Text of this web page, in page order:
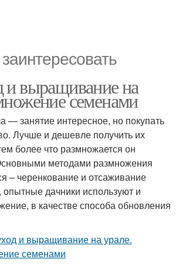
и выращивание на
семенами
— занятие интересное, но покупать
Лучше и дешевле получить их
более что размножается он
методами размножения
– черенкование и отсаживание
дачники используют и
в качестве способа обновления